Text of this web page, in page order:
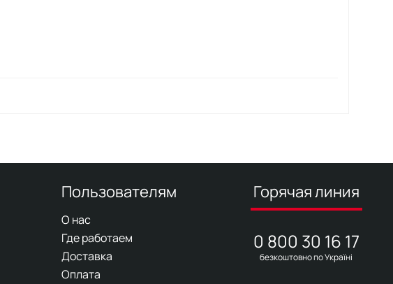
Пользователям
О нас
Где работаем
Доставка
Оплата
Горячая линия
0 800 30 16 17
безкоштовно по Україні